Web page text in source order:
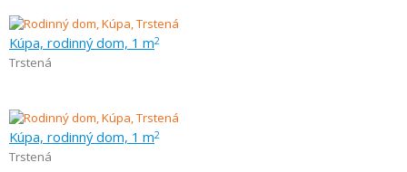
Kúpa, rodinný dom, 1 m2
Trstená
Kúpa, rodinný dom, 1 m2
Trstená